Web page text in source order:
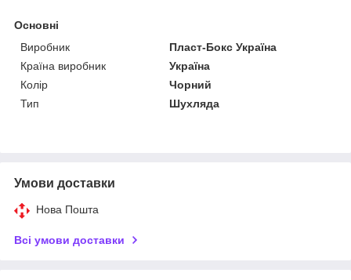
Основні
Виробник
Пласт-Бокс Україна
Країна виробник
Україна
Колір
Чорний
Тип
Шухляда
Умови доставки
Нова Пошта
Всі умови доставки